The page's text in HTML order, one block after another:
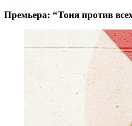
Премьера: “Тоня против